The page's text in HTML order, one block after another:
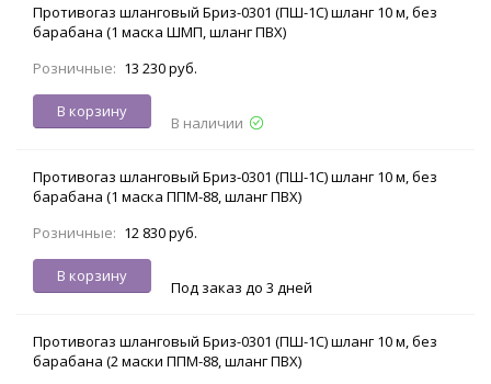
Противогаз шланговый Бриз-0301 (ПШ-1С) шланг 10 м, без
барабана (1 маска ШМП, шланг ПВХ)
Розничные: 13 230 руб.
В корзину
В наличии
Противогаз шланговый Бриз-0301 (ПШ-1С) шланг 10 м, без
барабана (1 маска ППМ-88, шланг ПВХ)
Розничные: 12 830 руб.
В корзину
Под заказ до 3 дней
Противогаз шланговый Бриз-0301 (ПШ-1С) шланг 10 м, без
барабана (2 маски ППМ-88, шланг ПВХ)